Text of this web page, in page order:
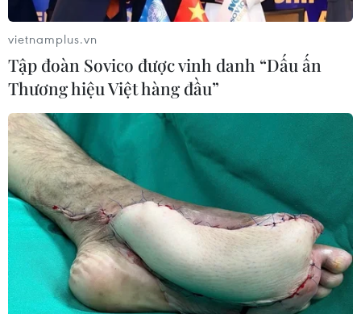
Nga, Thổ Nhĩ Kỳ khánh thành đường ống
dẫn khí đốt tới châu Âu
08/01/2020 23:36
Tổng thống Nga Vladimir Putin và người đồng cấp Thổ
Nhĩ Kỳ Tayyip Erdogan đã chính thức khánh thành dự
án đường ống dẫn khí đốt từ Nga, qua Thổ Nhĩ Kỳ, tới
miền Nam châu Âu.
vietnamplus.vn
Tập đoàn Sovico được vinh danh “Dấu ấn
Thương hiệu Việt hàng đầu”